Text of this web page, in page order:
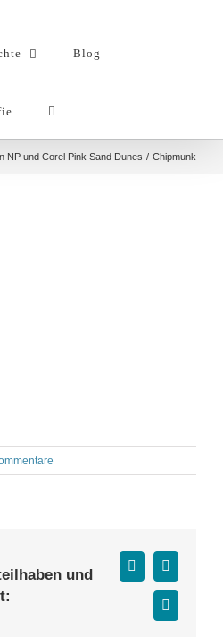
Blog
NP und Corel Pink Sand Dunes Chipmunk
und
Facebook
X
E-
Mail